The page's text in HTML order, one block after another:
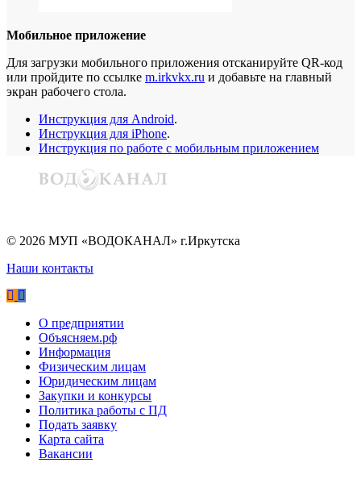
Мобильное приложение
Для загрузки мобильного приложения отсканируйте QR-код
или пройдите по ссылке m.irkvkx.ru и добавьте на главный
экран рабочего стола.
Инструкция для Android.
Инструкция для iPhone.
Инструкция по работе с мобильным приложением
© 2026 МУП «ВОДОКАНАЛ» г.Иркутска
Наши контакты
О предприятии
Объясняем.рф
Информация
Физическим лицам
Юридическим лицам
Закупки и конкурсы
Политика работы с ПД
Подать заявку
Карта сайта
Вакансии